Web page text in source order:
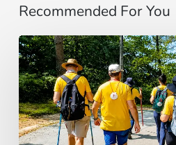
Recommended For You
“Estoy
contigo”
:
De
Brasil